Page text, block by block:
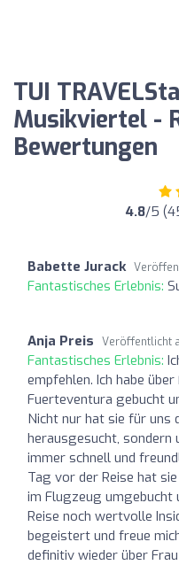
TUI
Musikviertel -
Bewertungen
4.8/5
Babette Jurack
Fantastisches Erlebnis:
Anja Preis Veröffentlicht
Fantastisches Erlebnis:
empfehlen. Ich habe
Fuerteventura gebucht
Nicht nur hat sie für uns
herausgesucht, sondern
immer schnell und
Tag vor der Reise hat
im Flugzeug umgebucht
Reise noch wertvolle
begeistert und freue
definitiv wieder über